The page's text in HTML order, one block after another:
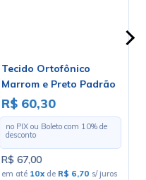
Tecido Ortofônico
Marrom e Preto Padrão
203-1-10 - Largura 1,30m
- Preço por Metro
R$ 60,30
no PIX ou Boleto com 10% de
desconto
R$ 67,00
em até 10xde R$ 6,70 s/ juros